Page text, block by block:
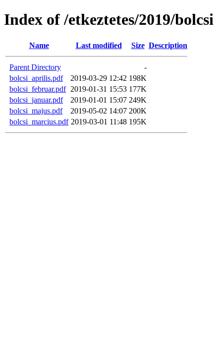
Index of /etkeztetes/2019/bolcsi
Name Last modified Size Description
Parent Directory
-
bolcsi_aprilis.pdf
2019-03-29 12:42 198K
bolcsi_februar.pdf 2019-01-31 15:53 177K
bolcsi_januar.pdf
2019-01-01 15:07 249K
bolcsi_majus.pdf
2019-05-02 14:07 200K
bolcsi_marcius.pdf 2019-03-01 11:48 195K